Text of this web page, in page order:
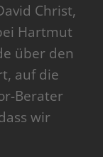
Christ,
Hartmut
über den
auf die
Berater
wir